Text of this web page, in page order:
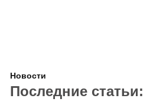
Новости
Последние статьи: